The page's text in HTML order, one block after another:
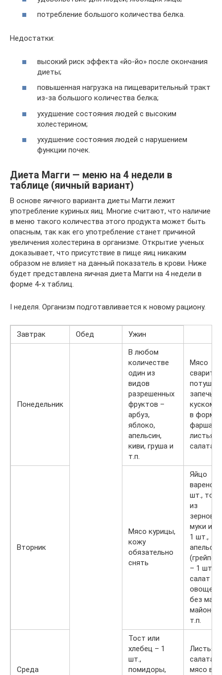
потребление большого количества белка.
Недостатки:
высокий риск эффекта «йо-йо» после окончания
диеты;
повышенная нагрузка на пищеварительный тракт
из-за большого количества белка;
ухудшение состояния людей с высоким
холестерином;
ухудшение состояния людей с нарушением
функции почек.
Диета Магги — меню на 4 недели в
таблице (яичный вариант)
В основе яичного варианта диеты Магги лежит
употребление куриных яиц. Многие считают, что наличие
в меню такого количества этого продукта может быть
опасным, так как его употребление станет причиной
увеличения холестерина в организме. Открытие ученых
доказывает, что присутствие в пище яиц никаким
образом не влияет на данный показатель в крови. Ниже
будет представлена яичная диета Магги на 4 недели в
форме 4-х таблиц.
I неделя. Организм подготавливается к новому рациону.
Завтрак Обед Ужин
Понедельник
В любом
количестве
один из
видов
разрешенных
фруктов –
арбуз,
яблоко,
апельсин,
киви, груша и
т.п.
Мясо
сварить,
запечь
куском
в форме
фарша,
листья
салата
Вторник
Мясо курицы,
кожу
обязательно
снять
Яйцо
вареное
шт., тост
из
зерновой
муки или
1 шт.,
апельсин
– 1 шт.,
салат из
овощей
без
т.п.
Среда
Тост или
хлебец – 1
шт.,
помидоры,
Листья
салата,
мясо в